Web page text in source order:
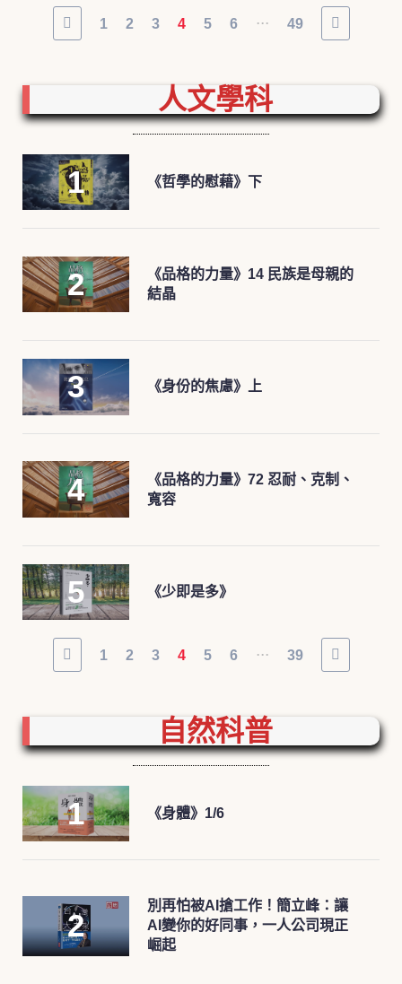
1 2 3 4 5 6 ... 49
人文學科
《哲學的慰藉》下
《品格的力量》14 民族是母親的
結晶
《身份的焦慮》上
《品格的力量》72 忍耐、克制、
寬容
《少即是多》
1 2 3 4 5 6 ... 39
自然科普
《身體》1/6
別再怕被AI搶工作！簡立峰：讓
AI變你的好同事，一人公司現正
崛起